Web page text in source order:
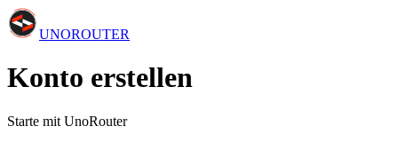
UNOROUTER
Konto erstellen
Starte mit UnoRouter